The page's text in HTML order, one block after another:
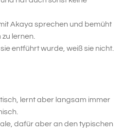
Akaya sprechen und bemüht
lernen.
entführt wurde, weiß sie nicht.
lernt aber langsam immer
dafür aber an den typischen